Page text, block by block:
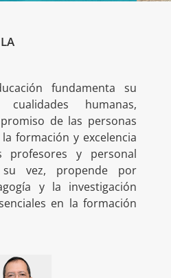
fundamenta su
humanas,
de las personas
formación y excelencia
profesores y personal
su vez, propende por
y la investigación
en la formación